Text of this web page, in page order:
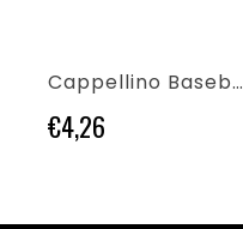
Cappellino Baseball Action
€4,26